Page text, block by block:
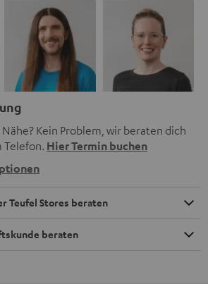
Kein Problem, wir beraten dich
Telefon. Hier Termin buchen
Teufel Stores beraten
beraten